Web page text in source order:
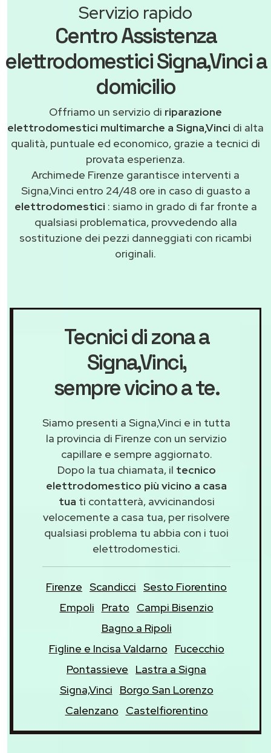
Servizio rapido
Centro Assistenza
elettrodomestici Signa,Vinci a
domicilio
Offriamo un servizio di riparazione
elettrodomestici multimarche a Signa,Vinci di alta
qualità, puntuale ed economico, grazie a tecnici di
provata esperienza.
Archimede Firenze garantisce interventi a
Signa,Vinci entro 24/48 ore in caso di guasto a
elettrodomestici : siamo in grado di far fronte a
qualsiasi problematica, provvedendo alla
sostituzione dei pezzi danneggiati con ricambi
originali.
Tecnici di zona a
Signa,Vinci,
sempre vicino a te.
Siamo presenti a Signa,Vinci e in tutta
la provincia di Firenze con un servizio
capillare e sempre aggiornato.
Dopo la tua chiamata, il tecnico
elettrodomestico più vicino a casa
tua ti contatterà, avvicinandosi
velocemente a casa tua, per risolvere
qualsiasi problema tu abbia con i tuoi
elettrodomestici.
Firenze Scandicci Sesto Fiorentino
Empoli
Prato
Campi Bisenzio
Bagno a Ripoli
Figline e Incisa Valdarno
Fucecchio
Pontassieve
Lastra a Signa
Signa,Vinci
Borgo San Lorenzo
Calenzano
Castelfiorentino